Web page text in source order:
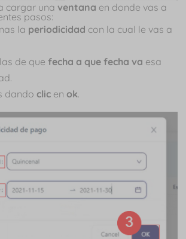
cargar una ventana en donde vas a
pasos:
la periodicidad con la cual le vas a
las de que fecha a que fecha va esa
dando clic en ok.